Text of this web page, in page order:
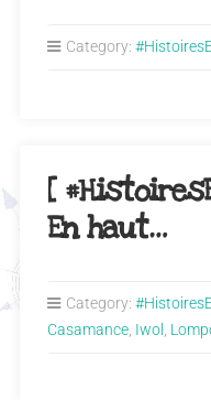
Category:
[
En haut…
Category:
Casamance, Iwol ,